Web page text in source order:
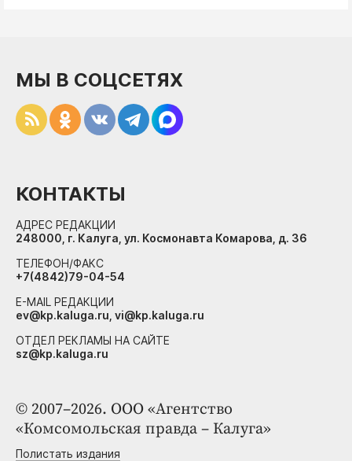
© 2007–2026. ООО «Агентство
«Комсомольская правда – Калуга»
Полистать издания
МЫ В СОЦСЕТЯХ
КОНТАКТЫ
АДРЕС РЕДАКЦИИ
248000, г. Калуга, ул. Космонавта Комарова, д. 36
ТЕЛЕФОН/ФАКС
+7(4842)79-04-54
E-MAIL РЕДАКЦИИ
ev@kp.kaluga.ru, vi@kp.kaluga.ru
ОТДЕЛ РЕКЛАМЫ НА САЙТЕ
sz@kp.kaluga.ru